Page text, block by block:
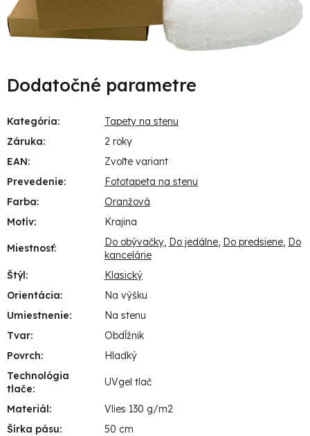
Dodatočné parametre
Kategória:
Tapety na stenu
Záruka:
2 roky
EAN:
Zvoľte variant
Prevedenie:
Fototapeta na stenu
Farba:
Oranžová
Motív: Krajina
Miestnosť: Do obývačky, Do jedálne, Do predsiene, Do
kancelárie
Štýl:
Klasický
Orientácia:
Na výšku
Umiestnenie:
Na stenu
Tvar:
Obdĺžnik
Povrch:
Hladký
Technológia
tlače:
UVgel tlač
Materiál:
Vlies 130 g/m2
Šírka pásu:
50 cm